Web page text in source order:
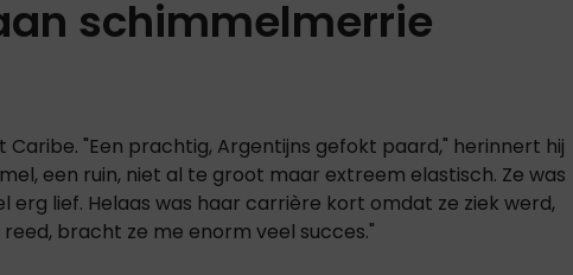
schimmelmerrie
Caribe. "Een prachtig, Argentijns gefokt paard," herinnert hij
een ruin, niet al te groot maar extreem elastisch. Ze was
lief. Helaas was haar carrière kort omdat ze ziek werd,
bracht ze me enorm veel succes."